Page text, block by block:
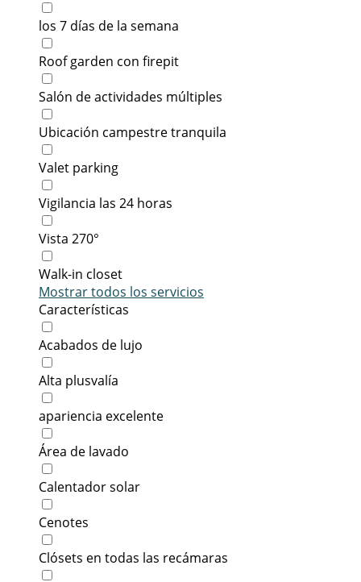
los 7 días de la semana
Roof garden con firepit
Salón de actividades múltiples
Ubicación campestre tranquila
Valet parking
Vigilancia las 24 horas
Vista 270°
Walk-in closet
Mostrar todos los servicios
Características
Acabados de lujo
Alta plusvalía
apariencia excelente
Área de lavado
Calentador solar
Cenotes
Clósets en todas las recámaras